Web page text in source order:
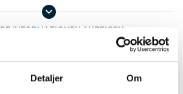
Detaljer Om
Tromsø
Sodagetränke und Snacks
INFORMATIONEN ANZEIGEN